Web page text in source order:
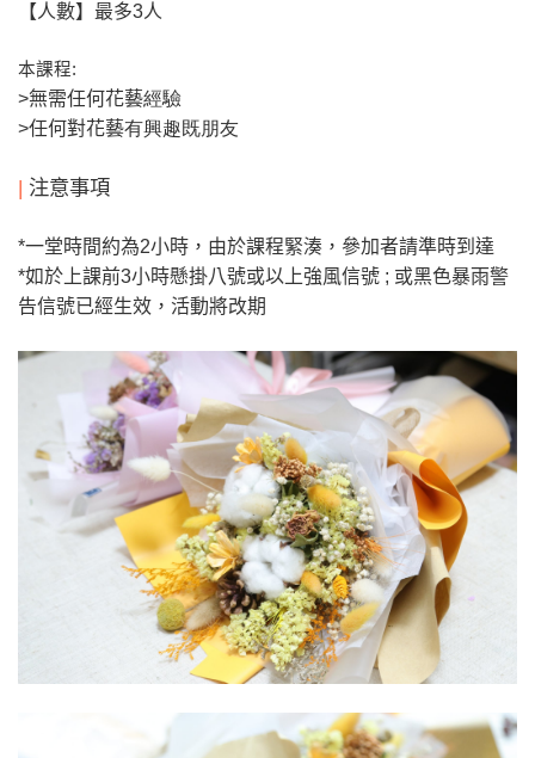
【人數】 最多3人
本課程:
>無需任何花藝經驗
>任何對花藝有興趣既朋友
| 注意事項
*一堂時間約為2小時，由於課程緊湊，參加者請準時到達
*如於上課前3小時懸掛八號或以上強風信號 ; 或黑色暴雨警
告信號已經生效，活動將改期